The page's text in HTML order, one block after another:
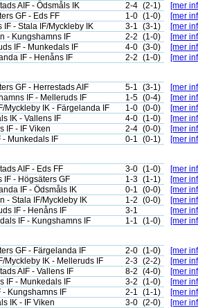
AIF - Ödsmåls IK 2-4 (2-1)
[mer
GF - Eds FF 1-0 (1-0)
[mer
IF - Stala IF/Myckleby IK 3-1 (3-1)
[mer
- Kungshamns IF 2-2 (1-0)
[mer
IF - Munkedals IF 4-0 (3-0)
[mer
IF - Henåns IF 2-2 (1-0) [mer
GF - Herrestads AIF 5-1 (3-1)
[mer
IF - Melleruds IF 1-5 (0-4)
[mer
Myckleby IK - Färgelanda IF 1-0 (0-0)
[mer
IK - Vallens IF 4-0 (1-0)
[mer
IF - IF Viken 2-4 (0-0)
[mer
- Munkedals IF 0-1 (0-1) [mer
AIF - Eds FF 3-0 (1-0)
[mer
IF - Högsäters GF 1-3 (1-1)
[mer
IF - Ödsmåls IK 0-1 (0-0)
[mer
- Stala IF/Myckleby IK 1-2 (0-0)
[mer
IF - Henåns IF 3-1
[mer
IF - Kungshamns IF 1-1 (1-0) [mer
GF - Färgelanda IF 2-0 (1-0)
[mer
Myckleby IK - Melleruds IF 2-3 (2-2)
[mer
AIF - Vallens IF 8-2 (4-0)
[mer
IF - Munkedals IF 3-2 (1-0)
[mer
- Kungshamns IF 2-1 (1-1)
[mer
IK - IF Viken 3-0 (2-0) [mer